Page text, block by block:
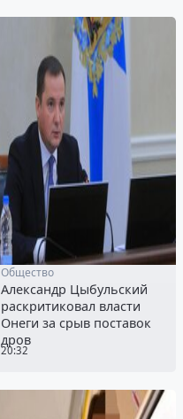
20:32
Общество
Александр Цыбульский
раскритиковал власти
Онеги за срыв поставок
дров